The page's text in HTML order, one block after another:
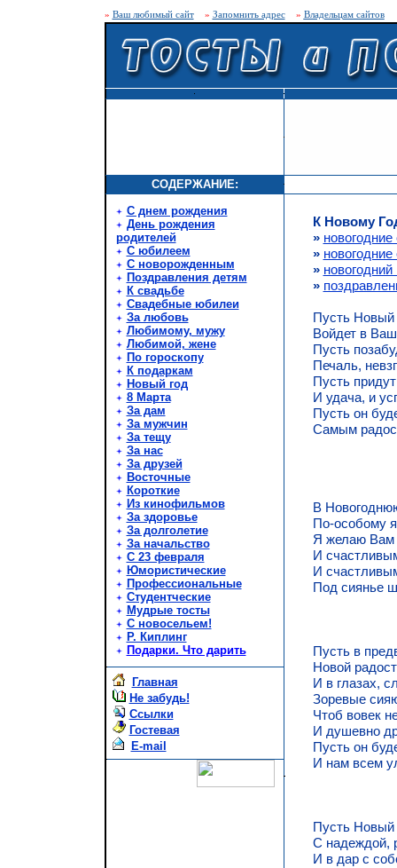
» Ваш любимый сайт» Запомнить адрес» Владельцам сайтов
СОДЕРЖАНИЕ:
С днем рождения
День рождения
родителей
С юбилеем
С новорожденным
Поздравления детям
К свадьбе
Свадебные юбилеи
За любовь
Любимому, мужу
Любимой, жене
По гороскопу
К подаркам
Новый год
8 Марта
За дам
За мужчин
За тещу
За нас
За друзей
Восточные
Короткие
Из кинофильмов
За здоровье
За долголетие
За начальство
С 23 февраля
Юмористические
Профессиональные
Студентческие
Мудрые тосты
С новосельем!
Р. Киплинг
Подарки. Что дарить
Главная
Не забудь!
Ссылки
Гостевая
E-mail
К Новому
»
» новогодние
»
»
Пусть Новый
Войдет в
Пусть
Печаль,
Пусть
И удача, и
Пусть он
Самым
В
По-особому
Я желаю Вам
И
И
Под сиянье
Пусть в
Hовой
И в глазах,
Зоревые
Чтоб вовек
И душевно
Пусть он
И нам всем
Пусть
С надеждой,
И в дар с